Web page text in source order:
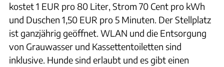
kostet 1 EUR pro 80 Liter, Strom 70 Cent pro kWh
und Duschen 1,50 EUR pro 5 Minuten. Der Stellplatz
ist ganzjährig geöffnet. WLAN und die Entsorgung
von Grauwasser und Kassettentoiletten sind
inklusive. Hunde sind erlaubt und es gibt einen